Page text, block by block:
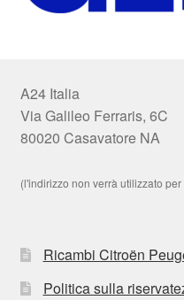
A24 Italia
Via Galileo Ferraris, 6C
80020 Casavatore NA
(l'indirizzo non verrà utilizzato
Ricambi Citroën
Politica sulla